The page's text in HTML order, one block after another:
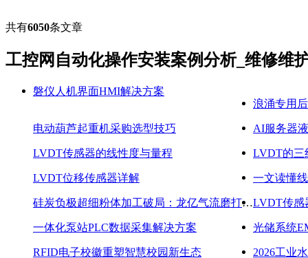
共有6050条文章
工控网自动化操作安装案例分析_维修维
磐仪人机界面HMI解决方案
浪涌专用
电动葫芦起重机采购选型技巧 AI服务器
LVDT传感器的线性度与量程 LVDT的三
LVDT位移传感器详解 一文读懂
硅炭负极超细粉体加工破局：龙亿气流磨打造锂电新材料装备核心方案LVDT传感
一体化泵站PLC数据采集解决方案 光储系统
RFID电子校徽重塑智慧校园新生态